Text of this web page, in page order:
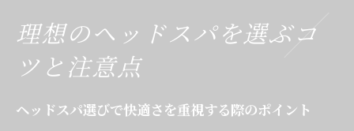
理想のヘッドスパを選ぶコ
ツと注意点
ヘッドスパ選びで快適さを重視する際のポイント